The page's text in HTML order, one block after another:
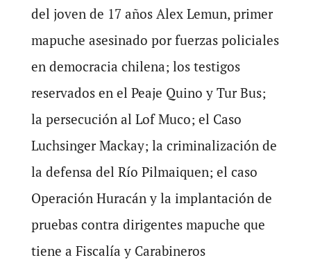
del joven de 17 años Alex Lemun, primer
mapuche asesinado por fuerzas policiales
en democracia chilena; los testigos
reservados en el Peaje Quino y Tur Bus;
la persecución al Lof Muco; el Caso
Luchsinger Mackay; la criminalización de
la defensa del Río Pilmaiquen; el caso
Operación Huracán y la implantación de
pruebas contra dirigentes mapuche que
tiene a Fiscalía y Carabineros